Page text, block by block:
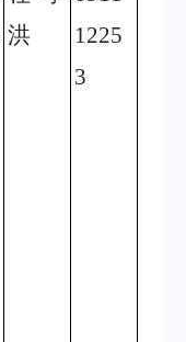
洪
1225
3